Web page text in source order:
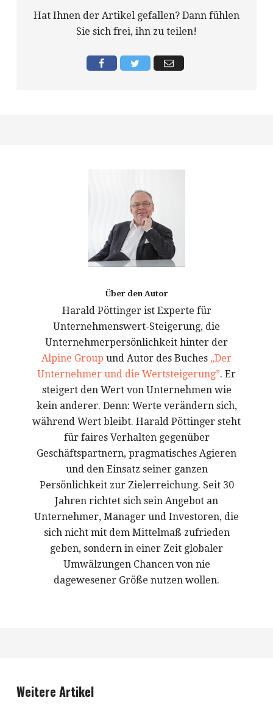
Hat Ihnen der Artikel gefallen? Dann fühlen
Sie sich frei, ihn zu teilen!
Über den Autor
Harald Pöttinger ist Experte für
Unternehmenswert-Steigerung, die
Unternehmerpersönlichkeit hinter der
Alpine Group und Autor des Buches „Der
Unternehmer und die Wertsteigerung”. Er
steigert den Wert von Unternehmen wie
kein anderer. Denn: Werte verändern sich,
während Wert bleibt. Harald Pöttinger steht
für faires Verhalten gegenüber
Geschäftspartnern, pragmatisches Agieren
und den Einsatz seiner ganzen
Persönlichkeit zur Zielerreichung. Seit 30
Jahren richtet sich sein Angebot an
Unternehmer, Manager und Investoren, die
sich nicht mit dem Mittelmaß zufrieden
geben, sondern in einer Zeit globaler
Umwälzungen Chancen von nie
dagewesener Größe nutzen wollen.
Weitere Artikel